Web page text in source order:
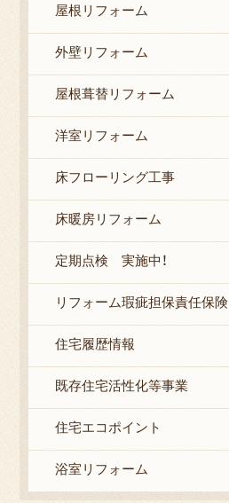
屋根リフォーム
外壁リフォーム
屋根葺替リフォーム
洋室リフォーム
床フローリング工事
床暖房リフォーム
定期点検 実施中！
リフォーム瑕疵担保責任保険
住宅履歴情報
既存住宅活性化等事業
住宅エコポイント
浴室リフォーム